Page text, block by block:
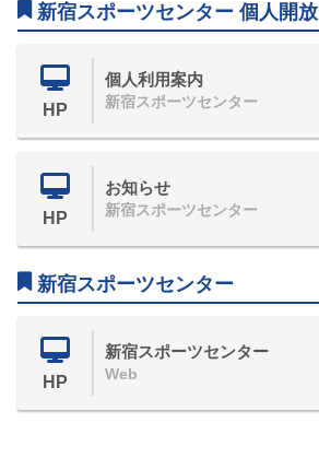
新宿スポーツセンター 個人開放
HP
個人利用案内
新宿スポーツセンター
HP
お知らせ
新宿スポーツセンター
新宿スポーツセンター
HP
新宿スポーツセンター
Web